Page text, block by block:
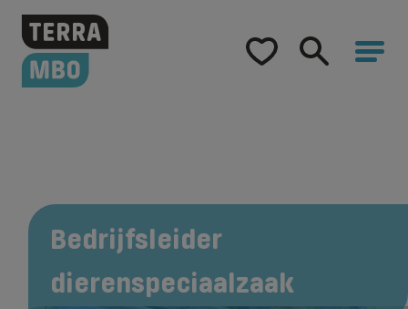
Home
Samenwerking
Over Terra MBO
Bedrijfsleider
dierenspeciaalzaak